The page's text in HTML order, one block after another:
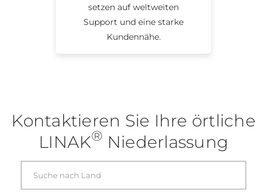
setzen auf weltweiten
Support und eine starke
Kundennähe.
Kontaktieren Sie Ihre örtliche
LINAK® Niederlassung